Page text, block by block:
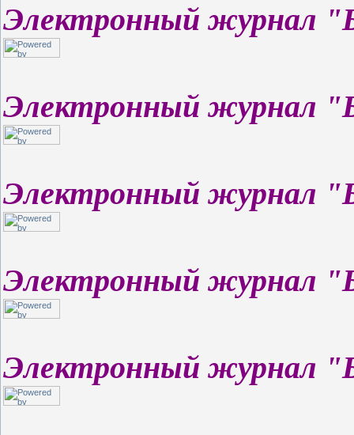
Электронный журнал
Электронный журнал
Электронный журнал
Электронный журнал
Электронный журнал